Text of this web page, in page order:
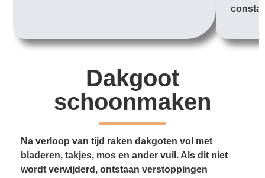
Dakgoot
schoonmaken
Na verloop van tijd raken dakgoten vol met
bladeren, takjes, mos en ander vuil. Als dit niet
wordt verwijderd, ontstaan verstoppingen